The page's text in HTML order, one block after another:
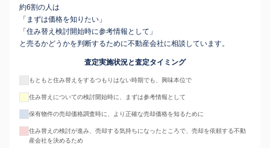
約6割の人は
「まずは価格を知りたい」
「住み替え検討開始時に参考情報として」
と売るかどうかを判断するために不動産会社に相談しています。
査定実施状況と査定タイミング
もともと住み替えをするつもりはない時期でも、興味本位で
住み替えについての検討開始時に、まずは参考情報として
保有物件の売却価格調査時に、より正確な売却価格を知るために
住み替えの検討が進み、売却する気持ちになったところで、売却を依頼する不動
産会社を決めるため